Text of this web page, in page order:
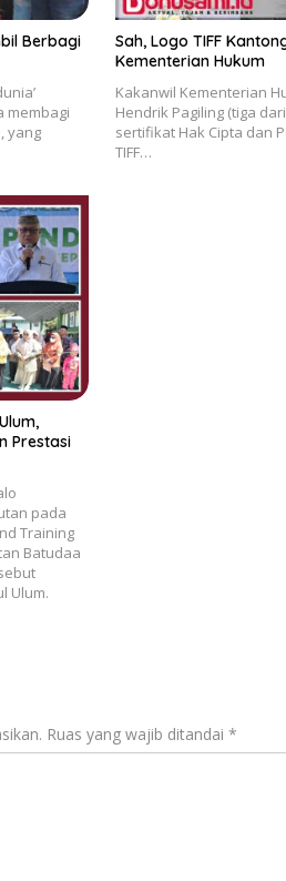
Berbagi
membagi
yang
Sah, Logo TIFF
Kementerian Hukum
Kakanwil Kementerian
Hendrik Pagiling (tiga
sertifikat Hak Cipta dan
TIFF…
Prestasi
pada
Training
Batudaa
Ulum.
Ruas yang wajib ditandai *